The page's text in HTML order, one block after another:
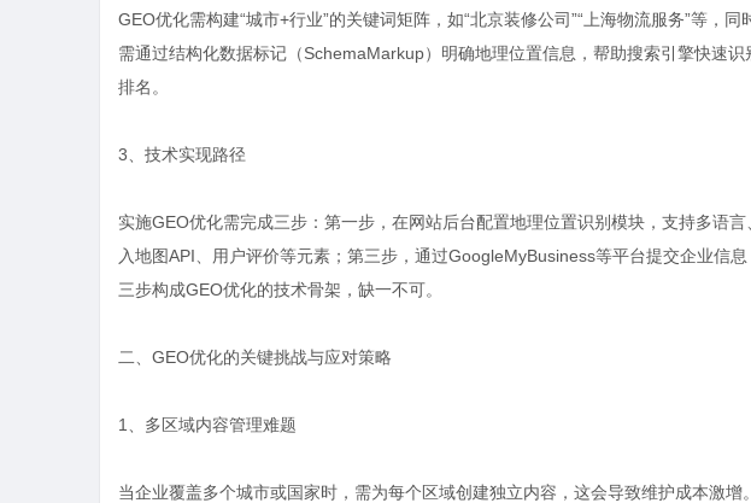
GEO优化需构建“城市+行业”的关键词矩阵，如“北京装修公司”“上海物流服务”等，
需通过结构化数据标记（SchemaMarkup）明确地理位置信息，帮助搜索引擎快速
排名。
3、技术实现路径
实施GEO优化需完成三步：第一步，在网站后台配置地理位置识别模块，支持多语
入地图API、用户评价等元素；第三步，通过GoogleMyBusiness等平台提交企业信
三步构成GEO优化的技术骨架，缺一不可。
二、GEO优化的关键挑战与应对策略
1、多区域内容管理难题
当企业覆盖多个城市或国家时，需为每个区域创建独立内容，这会导致维护成本激